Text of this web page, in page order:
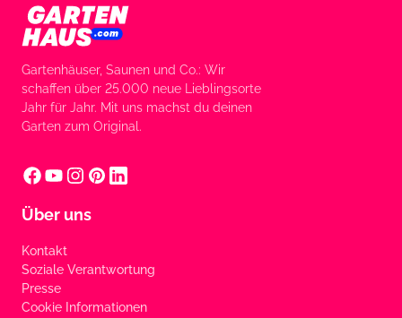
Gartenhäuser, Saunen und Co.: Wir
schaffen über 25.000 neue Lieblingsorte
Jahr für Jahr. Mit uns machst du deinen
Garten zum Original.
Über uns
Kontakt
Soziale Verantwortung
Presse
Cookie Informationen